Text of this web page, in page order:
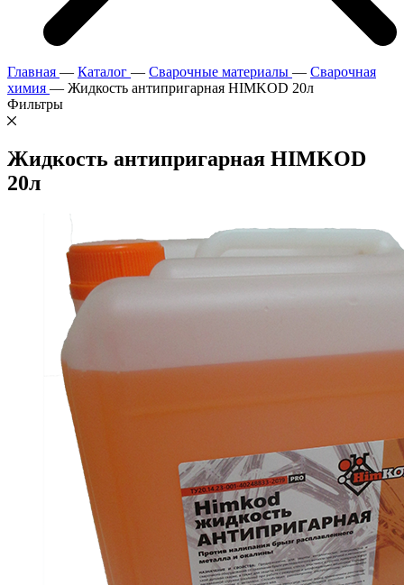
Главная — Каталог — Сварочные материалы — Сварочная
химия — Жидкость антипригарная HIMKOD 20л
Фильтры
Жидкость антипригарная HIMKOD
20л